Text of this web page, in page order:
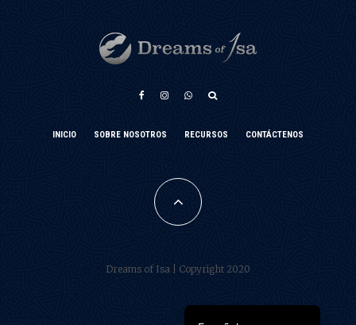
INICIO SOBRE NOSOTROS RECURSOS CONTÁCTENOS
Dreams of Isa | Copyright 2020
العربية
Français